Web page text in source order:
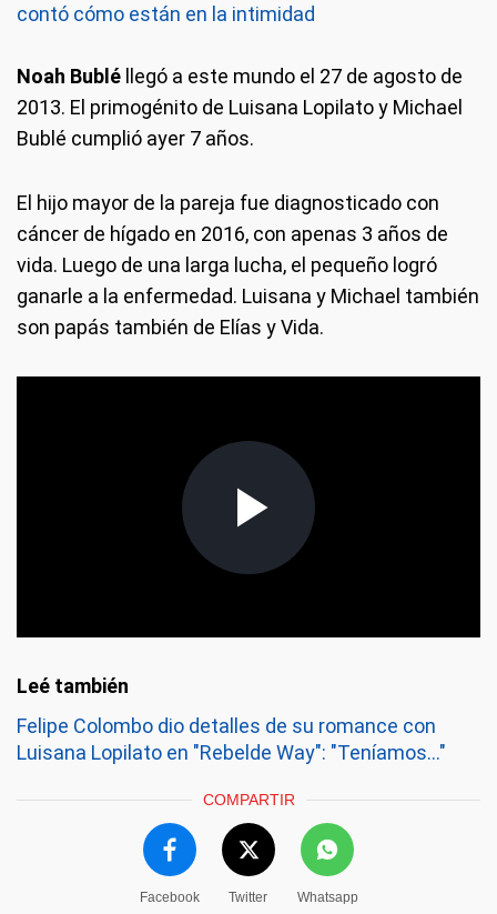
contó cómo están en la intimidad
Noah Bublé llegó a este mundo el 27 de agosto de
2013. El primogénito de Luisana Lopilato y Michael
Bublé cumplió ayer 7 años.
El hijo mayor de la pareja fue diagnosticado con
cáncer de hígado en 2016, con apenas 3 años de
vida. Luego de una larga lucha, el pequeño logró
ganarle a la enfermedad. Luisana y Michael también
son papás también de Elías y Vida.
Felipe Colombo dio detalles de su romance con
Luisana Lopilato en "Rebelde Way": "Teníamos..."
COMPARTIR
Facebook Twitter Whatsapp